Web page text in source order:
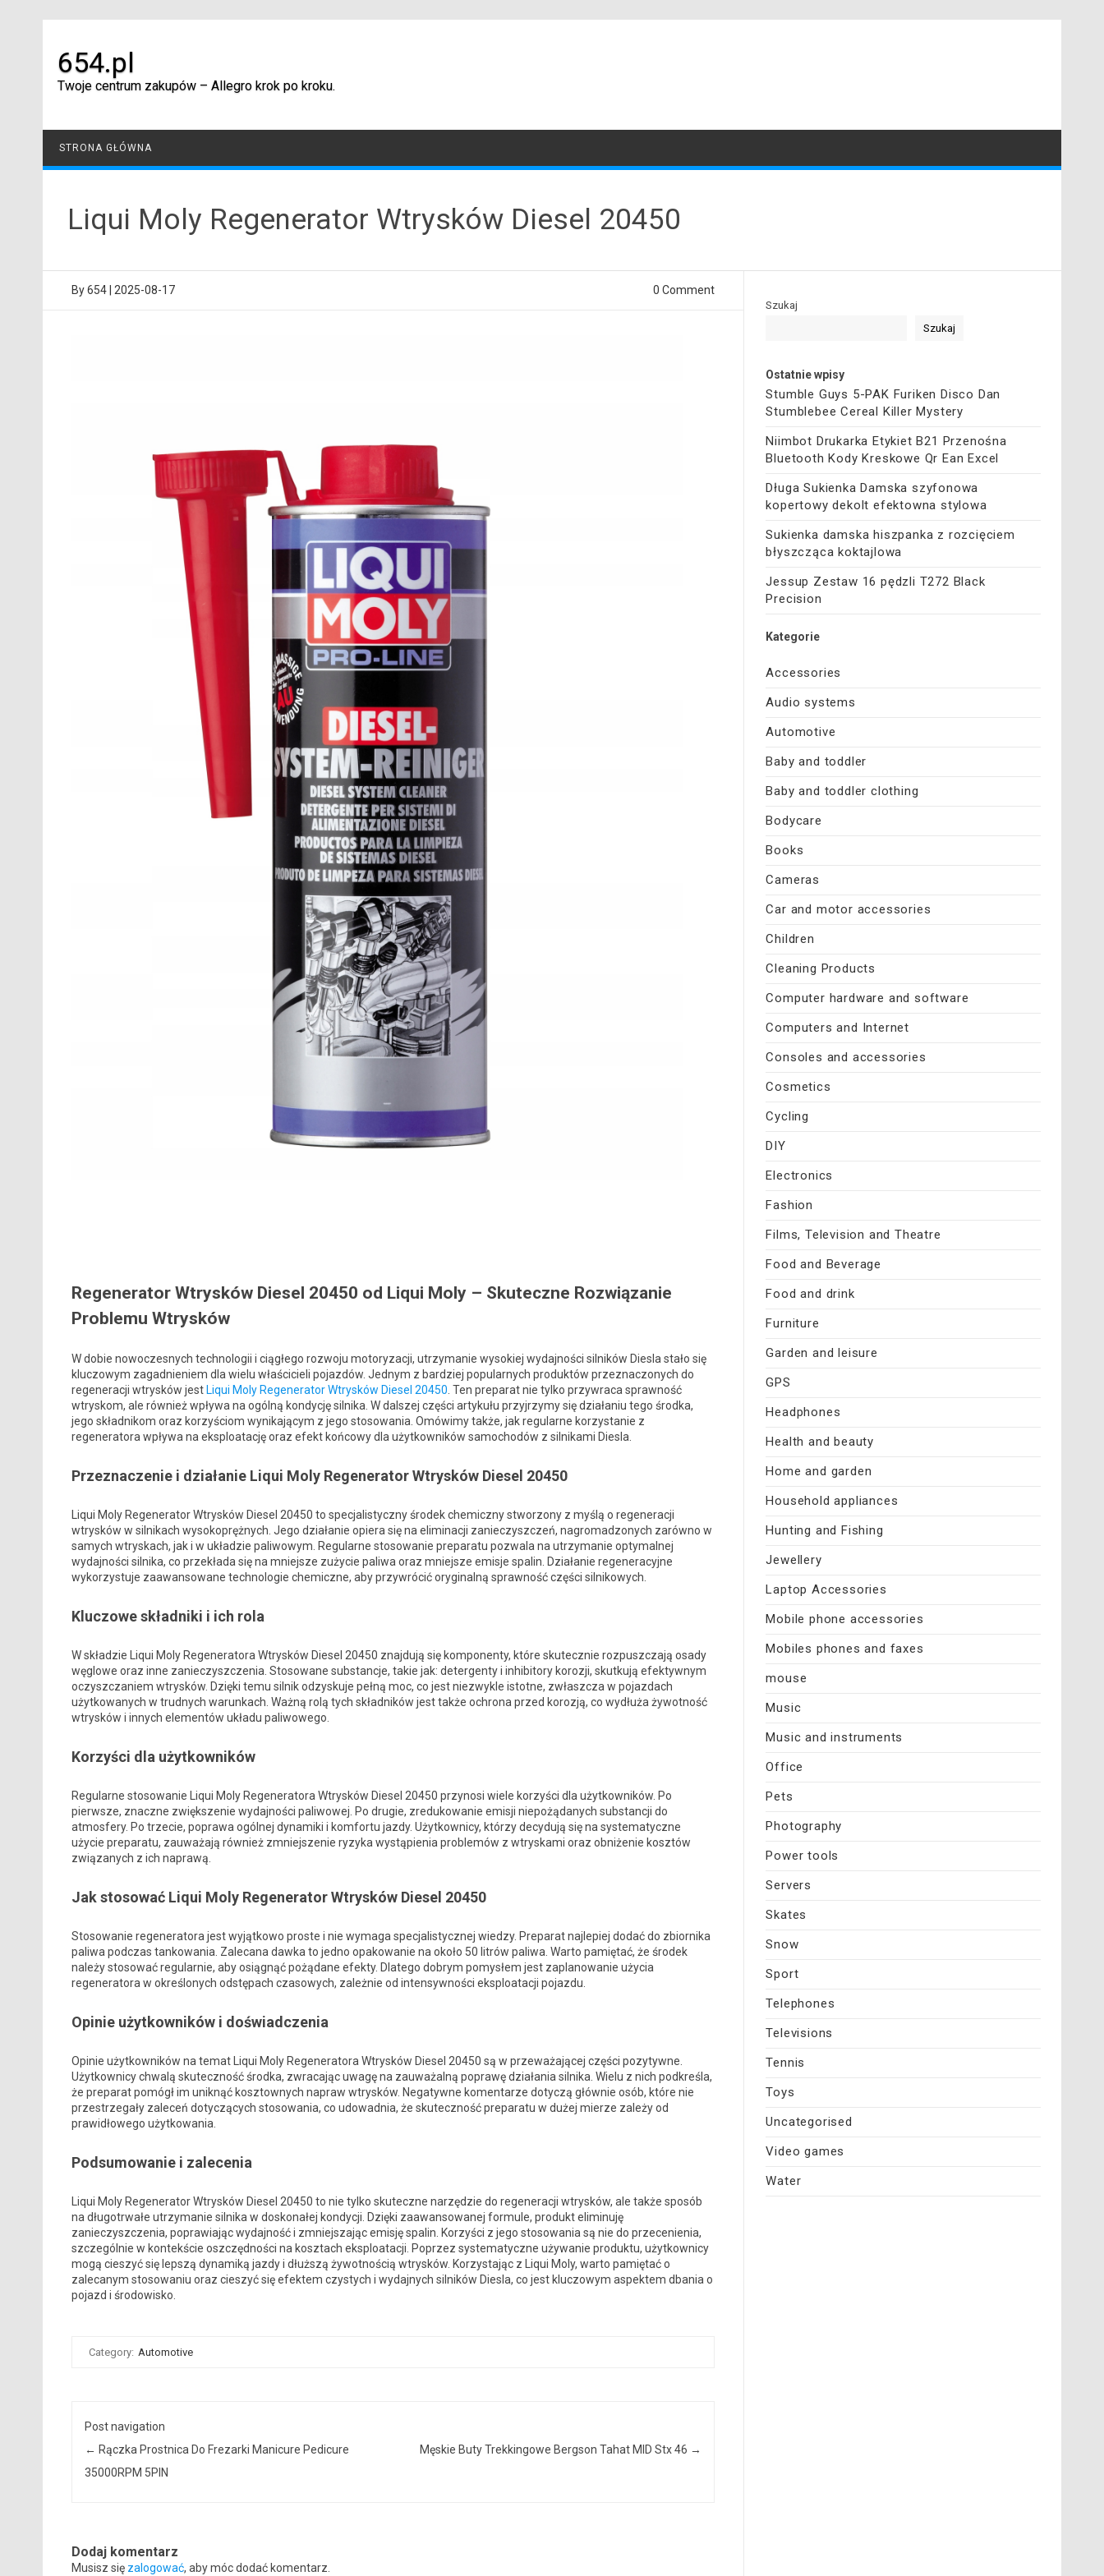
654.pl
Twoje centrum zakupów – Allegro krok po kroku.
STRONA GŁÓWNA
Liqui Moly Regenerator Wtrysków Diesel 20450
By654 2025-08-17 0 Comment
Regenerator Wtrysków Diesel 20450 od Liqui Moly – Skuteczne Rozwiązanie
Problemu Wtrysków
W dobie nowoczesnych technologii i ciągłego rozwoju motoryzacji, utrzymanie wysokiej wydajności silników Diesla stało się
kluczowym zagadnieniem dla wielu właścicieli pojazdów. Jednym z bardziej popularnych produktów przeznaczonych do
regeneracji wtrysków jest Liqui Moly Regenerator Wtrysków Diesel 20450 . Ten preparat nie tylko przywraca sprawność
wtryskom, ale również wpływa na ogólną kondycję silnika. W dalszej części artykułu przyjrzymy się działaniu tego środka,
jego składnikom oraz korzyściom wynikającym z jego stosowania. Omówimy także, jak regularne korzystanie z
regeneratora wpływa na eksploatację oraz efekt końcowy dla użytkowników samochodów z silnikami Diesla.
Przeznaczenie i działanie Liqui Moly Regenerator Wtrysków Diesel 20450
Liqui Moly Regenerator Wtrysków Diesel 20450 to specjalistyczny środek chemiczny stworzony z myślą o regeneracji
wtrysków w silnikach wysokoprężnych. Jego działanie opiera się na eliminacji zanieczyszczeń, nagromadzonych zarówno w
samych wtryskach, jak i w układzie paliwowym. Regularne stosowanie preparatu pozwala na utrzymanie optymalnej
wydajności silnika, co przekłada się na mniejsze zużycie paliwa oraz mniejsze emisje spalin. Działanie regeneracyjne
wykorzystuje zaawansowane technologie chemiczne, aby przywrócić oryginalną sprawność części silnikowych.
Kluczowe składniki i ich rola
W składzie Liqui Moly Regeneratora Wtrysków Diesel 20450 znajdują się komponenty, które skutecznie rozpuszczają osady
węglowe oraz inne zanieczyszczenia. Stosowane substancje, takie jak: detergenty i inhibitory korozji, skutkują efektywnym
oczyszczaniem wtrysków. Dzięki temu silnik odzyskuje pełną moc, co jest niezwykle istotne, zwłaszcza w pojazdach
użytkowanych w trudnych warunkach. Ważną rolą tych składników jest także ochrona przed korozją, co wydłuża żywotność
wtrysków i innych elementów układu paliwowego.
Korzyści dla użytkowników
Regularne stosowanie Liqui Moly Regeneratora Wtrysków Diesel 20450 przynosi wiele korzyści dla użytkowników. Po
pierwsze, znaczne zwiększenie wydajności paliwowej. Po drugie, zredukowanie emisji niepożądanych substancji do
atmosfery. Po trzecie, poprawa ogólnej dynamiki i komfortu jazdy. Użytkownicy, którzy decydują się na systematyczne
użycie preparatu, zauważają również zmniejszenie ryzyka wystąpienia problemów z wtryskami oraz obniżenie kosztów
związanych z ich naprawą.
Jak stosować Liqui Moly Regenerator Wtrysków Diesel 20450
Stosowanie regeneratora jest wyjątkowo proste i nie wymaga specjalistycznej wiedzy. Preparat najlepiej dodać do zbiornika
paliwa podczas tankowania. Zalecana dawka to jedno opakowanie na około 50 litrów paliwa. Warto pamiętać, że środek
należy stosować regularnie, aby osiągnąć pożądane efekty. Dlatego dobrym pomysłem jest zaplanowanie użycia
regeneratora w określonych odstępach czasowych, zależnie od intensywności eksploatacji pojazdu.
Opinie użytkowników i doświadczenia
Opinie użytkowników na temat Liqui Moly Regeneratora Wtrysków Diesel 20450 są w przeważającej części pozytywne.
Użytkownicy chwalą skuteczność środka, zwracając uwagę na zauważalną poprawę działania silnika. Wielu z nich podkreśla,
że preparat pomógł im uniknąć kosztownych napraw wtrysków. Negatywne komentarze dotyczą głównie osób, które nie
przestrzegały zaleceń dotyczących stosowania, co udowadnia, że skuteczność preparatu w dużej mierze zależy od
prawidłowego użytkowania.
Podsumowanie i zalecenia
Liqui Moly Regenerator Wtrysków Diesel 20450 to nie tylko skuteczne narzędzie do regeneracji wtrysków, ale także sposób
na długotrwałe utrzymanie silnika w doskonałej kondycji. Dzięki zaawansowanej formule, produkt eliminuję
zanieczyszczenia, poprawiając wydajność i zmniejszając emisję spalin. Korzyści z jego stosowania są nie do przecenienia,
szczególnie w kontekście oszczędności na kosztach eksploatacji. Poprzez systematyczne używanie produktu, użytkownicy
mogą cieszyć się lepszą dynamiką jazdy i dłuższą żywotnością wtrysków. Korzystając z Liqui Moly, warto pamiętać o
zalecanym stosowaniu oraz cieszyć się efektem czystych i wydajnych silników Diesla, co jest kluczowym aspektem dbania o
pojazd i środowisko.
Category: Automotive
Post navigation
← Rączka Prostnica Do Frezarki Manicure Pedicure
35000RPM 5PIN
Męskie Buty Trekkingowe Bergson Tahat MID Stx 46 →
Dodaj komentarz
Musisz się zalogować, aby móc dodać komentarz.
Szukaj
Szukaj
Ostatnie wpisy
Stumble Guys 5-PAK Furiken Disco Dan
Stumblebee Cereal Killer Mystery
Niimbot Drukarka Etykiet B21 Przenośna
Bluetooth Kody Kreskowe Qr Ean Excel
Długa Sukienka Damska szyfonowa
kopertowy dekolt efektowna stylowa
Sukienka damska hiszpanka z rozcięciem
błyszcząca koktajlowa
Jessup Zestaw 16 pędzli T272 Black
Precision
Kategorie
Accessories
Audio systems
Automotive
Baby and toddler
Baby and toddler clothing
Bodycare
Books
Cameras
Car and motor accessories
Children
Cleaning Products
Computer hardware and software
Computers and Internet
Consoles and accessories
Cosmetics
Cycling
DIY
Electronics
Fashion
Films, Television and Theatre
Food and Beverage
Food and drink
Furniture
Garden and leisure
GPS
Headphones
Health and beauty
Home and garden
Household appliances
Hunting and Fishing
Jewellery
Laptop Accessories
Mobile phone accessories
Mobiles phones and faxes
mouse
Music
Music and instruments
Office
Pets
Photography
Power tools
Servers
Skates
Snow
Sport
Telephones
Televisions
Tennis
Toys
Uncategorised
Video games
Water